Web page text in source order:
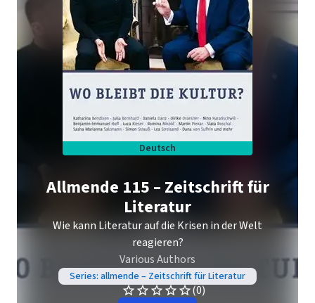
Deutsch
Allmende 115 – Zeitschrift für
Literatur
Wie kann Literatur auf die Krisen in der Welt
reagieren?
Various Authors
Series: allmende – Zeitschrift für Literatur
(0)